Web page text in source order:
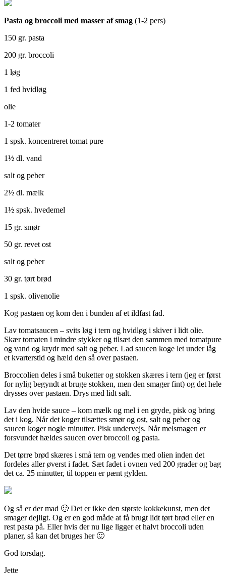
Pasta og broccoli med masser af smag (1-2 pers)
150 gr. pasta
200 gr. broccoli
1 løg
1 fed hvidløg
olie
1-2 tomater
1 spsk. koncentreret tomat pure
1½ dl. vand
salt og peber
2½ dl. mælk
1½ spsk. hvedemel
15 gr. smør
50 gr. revet ost
salt og peber
30 gr. tørt brød
1 spsk. olivenolie
Kog pastaen og kom den i bunden af et ildfast fad.
Lav tomatsaucen – svits løg i tern og hvidløg i skiver i lidt olie.
Skær tomaten i mindre stykker og tilsæt den sammen med tomatpure
og vand og krydr med salt og peber. Lad saucen koge let under låg
et kvarterstid og hæld den så over pastaen.
Broccolien deles i små buketter og stokken skæres i tern (jeg er først
for nylig begyndt at bruge stokken, men den smager fint) og det hele
drysses over pastaen. Drys med lidt salt.
Lav den hvide sauce – kom mælk og mel i en gryde, pisk og bring
det i kog. Når det koger tilsættes smør og ost, salt og peber og
saucen koger nogle minutter. Pisk undervejs. Når melsmagen er
forsvundet hældes saucen over broccoli og pasta.
Det tørre brød skæres i små tern og vendes med olien inden det
fordeles aller øverst i fadet. Sæt fadet i ovnen ved 200 grader og bag
det ca. 25 minutter, til toppen er pænt gylden.
Og så er der mad 🙂 Det er ikke den største kokkekunst, men det
smager dejligt. Og er en god måde at få brugt lidt tørt brød eller en
rest pasta på. Eller hvis der nu lige ligger et halvt broccoli uden
planer, så kan det bruges her 🙂
God torsdag.
Jette